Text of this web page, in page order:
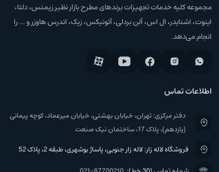
مجموعه کلیه خدمات تجهیزات برند‌های مطرح بازار نظیر زیمنس، دلتا،
اینوت، اشنایدر، ال اس، آلن بردلی، آتونیکس، زیک، اندرس هاوزر و ... را
انجام می‌دهد.
اطلاعات تماس
دفتر مرکزی: تهران، خیابان بهشتی، خیابان میرعماد، کوچه پیمانی
(یازدهم)، پلاک 17، ساختمان نیک صنعت
فروشگاه لاله زار: لاله زار جنوبی، پاساژ بوشهری، طبقه 2، پلاک 52